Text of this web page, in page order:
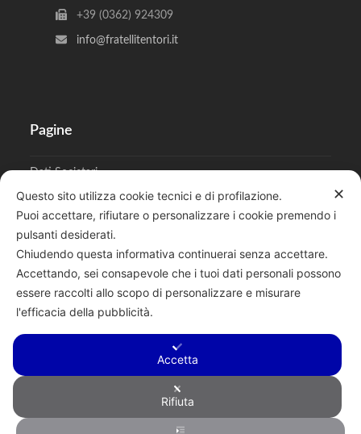
+39 (0362) 924309
info@fratellitentori.it
Pagine
Dati Societari
Regolamento Privacy
✕
Questo sito utilizza cookie tecnici e di profilazione.
Puoi accettare, rifiutare o personalizzare i cookie premendo i
pulsanti desiderati.
Chiudendo questa informativa continuerai senza accettare.
Accettando, sei consapevole che i tuoi dati personali possono
essere raccolti allo scopo di personalizzare e misurare
l'efficacia della pubblicità.
Accetta
Rifiuta